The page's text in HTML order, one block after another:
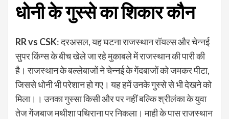
धोनी के गुस्से का शिकार कौन
RR vs CSK: दरअसल, यह घटना राजस्थान रॉयल्स और चेन्नई
सुपर किंग्स के बीच खेले जा रहे मुकाबले में राजस्थान की पारी की
है। राजस्थान के बल्लेबाजों ने चेन्नई के गेंदबाजों को जमकर पीटा,
जिससे धोनी भी परेशान हो गए। यह हमें उनके गुस्से से भी देखने को
मिला।। उनका गुस्सा किसी और पर नहीं बल्कि श्रीलंका के युवा
तेज गेंजबाज मथीशा पथिराना पर निकला। माही के पास राजस्थान